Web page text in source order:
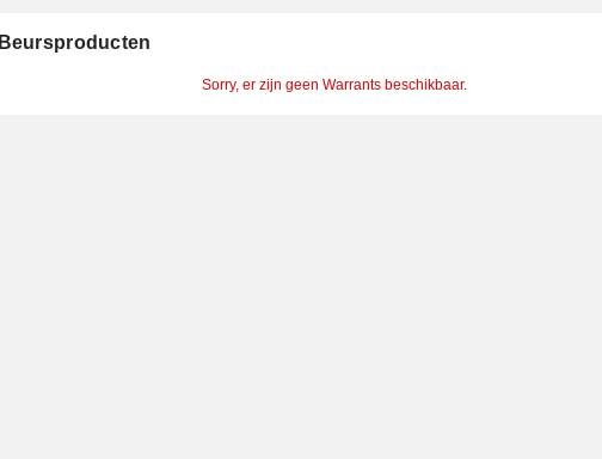
Beursproducten
Sorry, er zijn geen Warrants beschikbaar.